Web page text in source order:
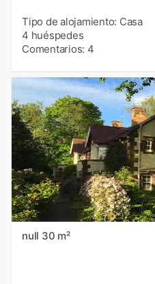
Tipo de alojamiento: Casa
4 huéspedes
Comentarios: 4
null 30 m²